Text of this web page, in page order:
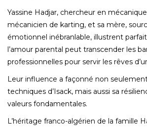
Yassine Hadjar, chercheur en
mécanicien de karting, et sa mère,
émotionnel inébranlable, illustrent
l’amour parental peut transcender les
professionnelles pour servir les rêves
Leur influence a façonné non
techniques d’Isack, mais aussi sa
valeurs fondamentales.
L’héritage franco-algérien de la famille